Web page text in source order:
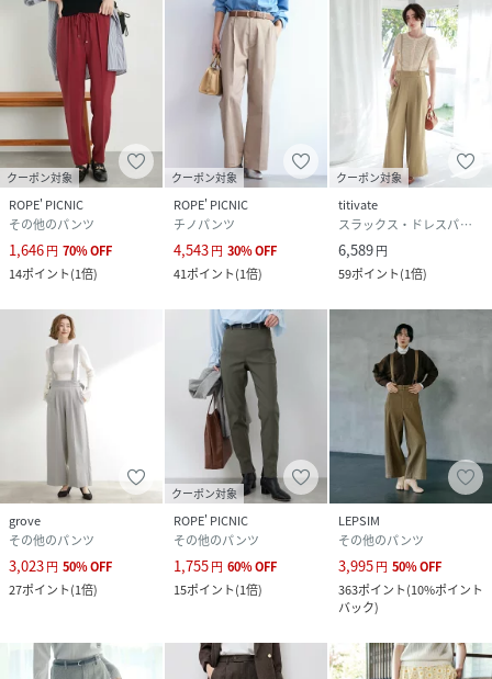
クーポン対象
ROPE' PICNIC
その他のパンツ
1,646円 70%OFF
14ポイント(1倍)
クーポン対象
ROPE' PICNIC
チノパンツ
4,543円 30%OFF
41ポイント(1倍)
クーポン対象
titivate
スラックス・ドレスパンツ
6,589円
59ポイント(1倍)
grove
その他のパンツ
3,023円 50%OFF
27ポイント(1倍)
クーポン対象
ROPE' PICNIC
その他のパンツ
1,755円 60%OFF
15ポイント(1倍)
LEPSIM
その他のパンツ
3,995円 50%OFF
363ポイント(10%ポイント
バック)